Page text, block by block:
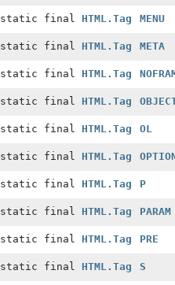
static final HTML.Tag MENU
static final HTML.Tag META
static final HTML.Tag
static final HTML.Tag
static final HTML.Tag OL
static final HTML.Tag
static final HTML.Tag P
static final HTML.Tag PARAM
static final HTML.Tag PRE
static final HTML.Tag S